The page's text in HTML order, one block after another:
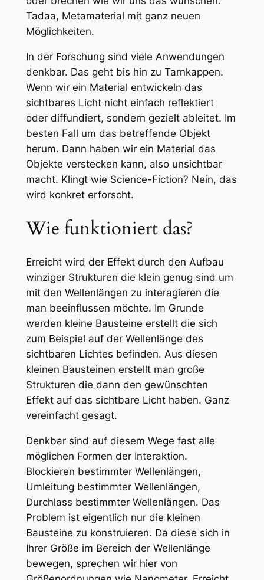
Tadaa, Metamaterial mit ganz neuen
Möglichkeiten.
In der Forschung sind viele Anwendungen
denkbar. Das geht bis hin zu Tarnkappen.
Wenn wir ein Material entwickeln das
sichtbares Licht nicht einfach reflektiert
oder diffundiert, sondern gezielt ableitet. Im
besten Fall um das betreffende Objekt
herum. Dann haben wir ein Material das
Objekte verstecken kann, also unsichtbar
macht. Klingt wie Science-Fiction? Nein, das
wird konkret erforscht.
Wie funktioniert das?
Erreicht wird der Effekt durch den Aufbau
winziger Strukturen die klein genug sind um
mit den Wellenlängen zu interagieren die
man beeinflussen möchte. Im Grunde
werden kleine Bausteine erstellt die sich
zum Beispiel auf der Wellenlänge des
sichtbaren Lichtes befinden. Aus diesen
kleinen Bausteinen erstellt man große
Strukturen die dann den gewünschten
Effekt auf das sichtbare Licht haben. Ganz
vereinfacht gesagt.
Denkbar sind auf diesem Wege fast alle
möglichen Formen der Interaktion.
Blockieren bestimmter Wellenlängen,
Umleitung bestimmter Wellenlängen,
Durchlass bestimmter Wellenlängen. Das
Problem ist eigentlich nur die kleinen
Bausteine zu konstruieren. Da diese sich in
Ihrer Größe im Bereich der Wellenlänge
bewegen, sprechen wir hier von